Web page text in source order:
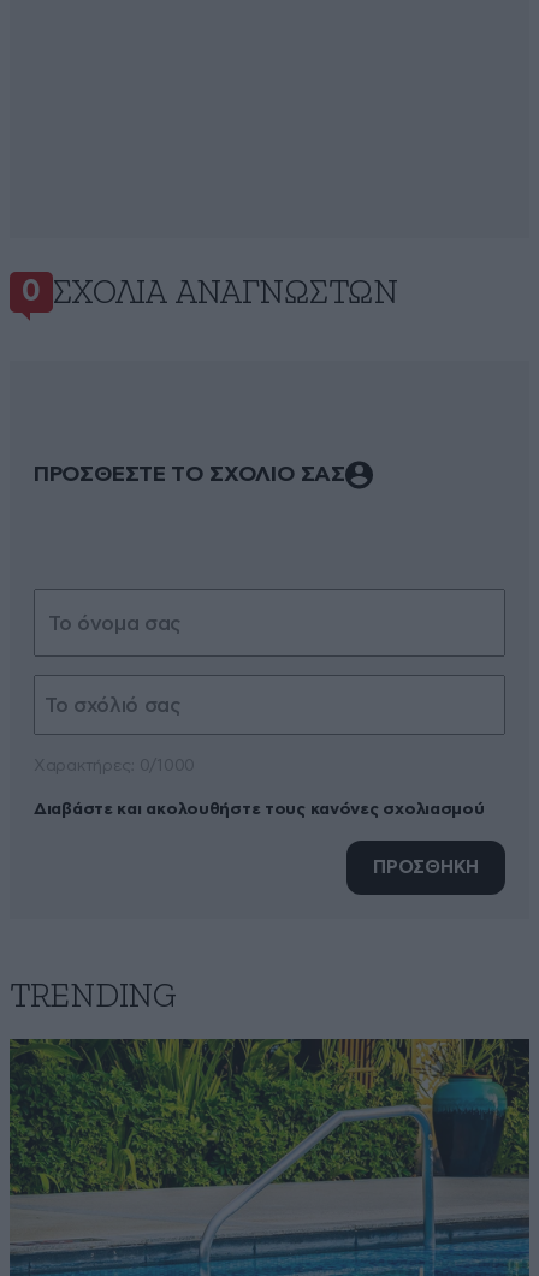
0 ΣΧΌΛΙΑ ΑΝΑΓΝΩΣΤΏΝ
ΠΡΟΣΘΕΣΤΕ ΤΟ ΣΧΟΛΙΟ ΣΑΣ
Διαβάστε και ακολουθήστε τους κανόνες σχολιασμού
ΠΡΟΣΘΗΚΗ
TRENDING